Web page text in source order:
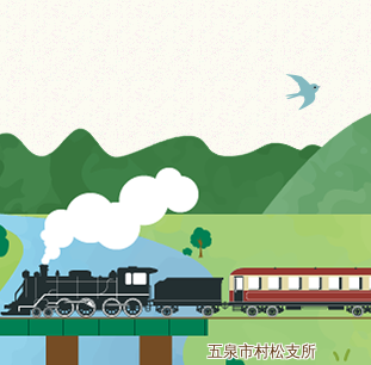
五泉市村松支所